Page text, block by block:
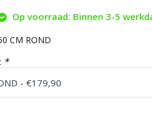
Op voorraad: Binnen 3-5
CM ROND
*